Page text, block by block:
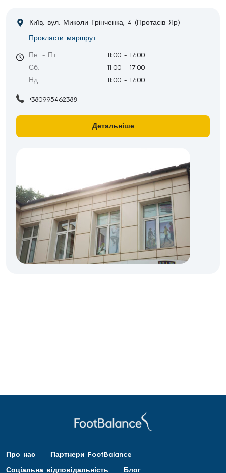
Київ, вул. Миколи Грінченка, 4 (Протасів Яр)
Прокласти маршрут
Пн. - Пт.
11:00 - 17:00
Сб.
11:00 - 17:00
Нд.
11:00 - 17:00
+380995462388
Детальніше
Про нас Партнери FootBalance
Соціальна відповідальність Блог